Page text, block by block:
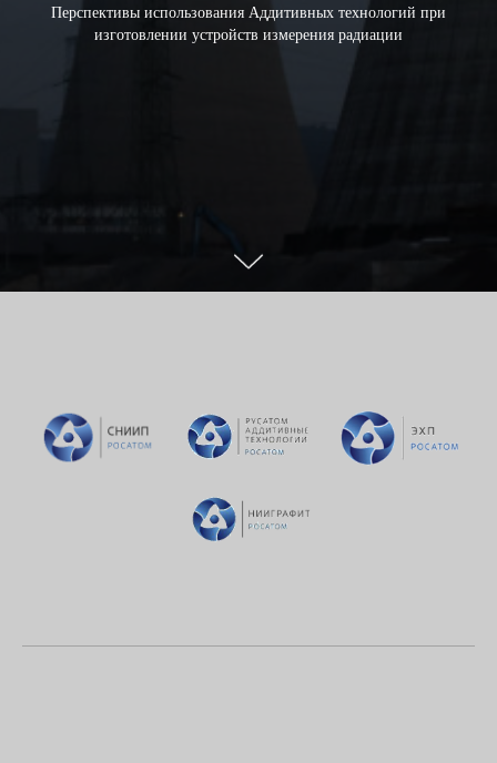
Перспективы использования Аддитивных технологий при
изготовлении устройств измерения радиации